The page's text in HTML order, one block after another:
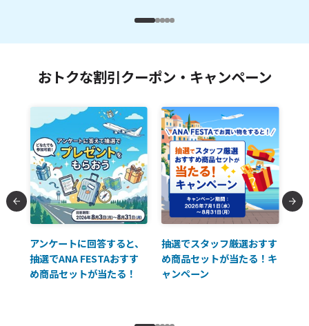
おトクな割引クーポン・キャンペーン
アンケートに回答すると、
抽選でANA FESTAおすす
め商品セットが当たる！
抽選でスタッフ厳選おすす
め商品セットが当たる！キ
ャンペーン